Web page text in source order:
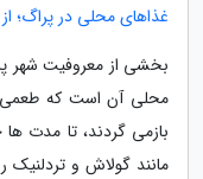
غذاهای محلی در پراگ؛
بخشی از معروفیت شهر
محلی آن است که طعمی
بازمی گردند، تا مدت
مانند گولاش و تردلنیک